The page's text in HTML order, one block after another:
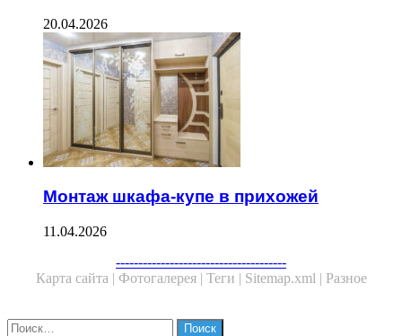
20.04.2026
Монтаж шкафа-купе в прихожей
11.04.2026
--------------------------------------
Карта сайта | Фотогалерея | Теги | Sitemap.xml | Разное
Close
Найти: